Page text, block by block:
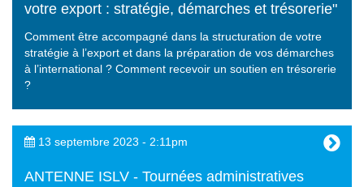
votre export : stratégie, démarches et trésorerie"
Comment être accompagné dans la structuration de votre
stratégie à l’export et dans la préparation de vos démarches
à l’international ? Comment recevoir un soutien en trésorerie
?
13 septembre 2023 - 2:11pm
ANTENNE ISLV - Tournées administratives